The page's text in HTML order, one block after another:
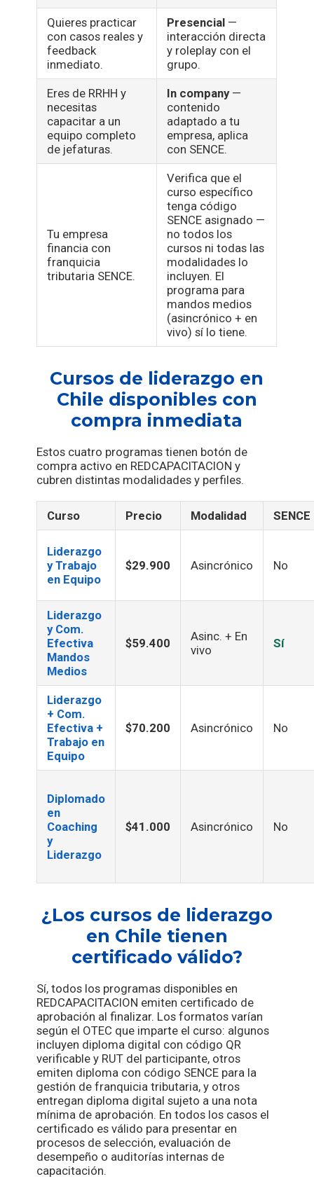
Quieres practicar
con casos reales y
feedback
inmediato.
Presencial —
interacción directa
y roleplay con el
grupo.
Eres de RRHH y
necesitas
capacitar a un
equipo completo
de jefaturas.
In company—
contenido
adaptado a tu
empresa, aplica
con SENCE.
Tu empresa
financia con
franquicia
tributaria SENCE.
Verifica que el
curso específico
tenga código
SENCE asignado —
no todos los
cursos ni todas las
modalidades lo
incluyen. El
programa para
mandos medios
(asincrónico + en
vivo) sí lo tiene.
Cursos de liderazgo en
Chile disponibles con
compra inmediata
Estos cuatro programas tienen botón de
compra activo en REDCAPACITACION y
cubren distintas modalidades y perfiles.
Curso Precio Modalidad SENCE
Liderazgo
y Trabajo
en Equipo
$29.900 Asincrónico No
Liderazgo
y Com.
Efectiva
Mandos
Medios
$59.400
Asinc. + En
vivo
Sí
Liderazgo
+ Com.
Efectiva +
Trabajo en
Equipo
$70.200 Asincrónico No
Diplomado
en
Coaching
y
Liderazgo
$41.000 Asincrónico No
¿Los cursos de liderazgo
en Chile tienen
certificado válido?
Sí, todos los programas disponibles en
REDCAPACITACION emiten certificado de
aprobación al finalizar. Los formatos varían
según el OTEC que imparte el curso: algunos
incluyen diploma digital con código QR
verificable y RUT del participante, otros
emiten diploma con código SENCE para la
gestión de franquicia tributaria, y otros
entregan diploma digital sujeto a una nota
mínima de aprobación. En todos los casos el
certificado es válido para presentar en
procesos de selección, evaluación de
desempeño o auditorías internas de
capacitación.